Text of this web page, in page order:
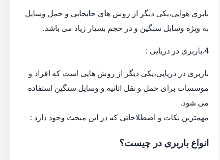
بابری هوایی،یکی دیگر از روش های جابجایی و حمل وسایل
به ویژه وسایل سنگین و در حجم بسیار زیاد می باشد.
4.باربری در دریایی :
باربری در دریایی،یکی دیگر از روش هایی است که افراد و
موسسات برای حمل و نقل اثاثیه و وسایل سنگین استفاده
می شود.
مهمترین نکات و اصطلاحاتی که در این مبحث وجود دارد :
انواع باربری در چیست؟